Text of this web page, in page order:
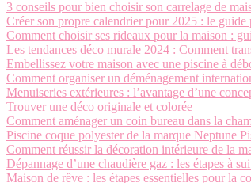
3 conseils pour bien choisir son carrelage de
Créer son propre calendrier pour 2025 : le guide
Comment choisir ses rideaux pour la maison :
Les tendances déco murale 2024 : Comment
Embellissez votre maison avec une piscine à
Comment organiser un déménagement
Menuiseries extérieures : l’avantage d’une
Trouver une déco originale et colorée
Comment aménager un coin bureau dans la
Piscine coque polyester de la marque Neptune
Comment réussir la décoration intérieure de la
Dépannage d’une chaudière gaz : les étapes à
Maison de rêve : les étapes essentielles pour la